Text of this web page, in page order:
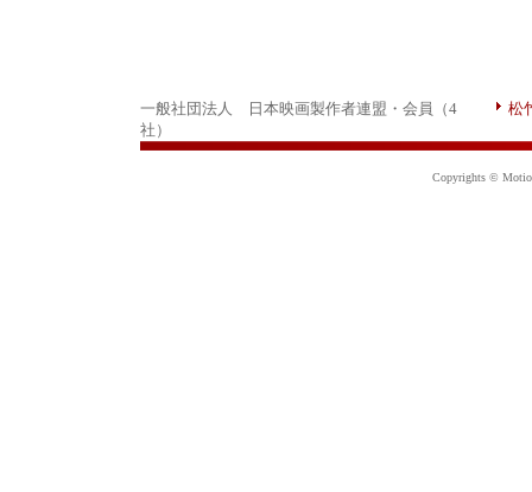
一般社団法人 日本映画製作者連盟・会員（4
社）
松
Copyrights ©